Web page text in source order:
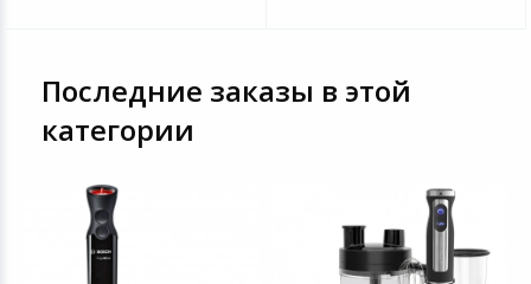
Последние заказы в этой
категории